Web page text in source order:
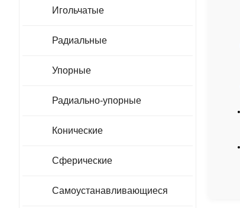
Игольчатые
Радиальные
Упорные
Радиально-упорные
Конические
Сферические
Самоустанавливающиеся